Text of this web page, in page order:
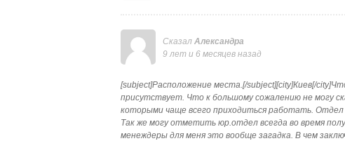
Сказал Александра
9 лет и 6 месяцев назад
[subject]Расположение места.[/subject][city]Киев[/
присутствует. Что к большому сожалению не могу
которыми чаще всего приходиться работать. Отдел
Так же могу отметить юр.отдел всегда во время
менеждеры для меня это вообще загадка. В чем